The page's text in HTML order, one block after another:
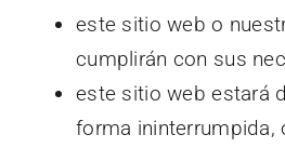
este sitio web o
cumplirán con sus
este sitio web estará
forma ininterrumpida,